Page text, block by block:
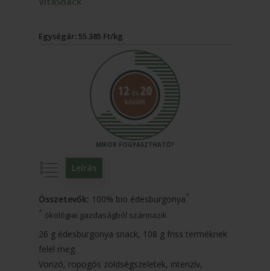
Egységár: 55.385 Ft/kg
Leírás
Összetevők: 100% bio édesburgonya*
* ökológiai gazdaságból származik
26 g édesburgonya snack, 108 g friss terméknek
felel meg.
Vonzó, ropogós zöldségszeletek, intenzív,